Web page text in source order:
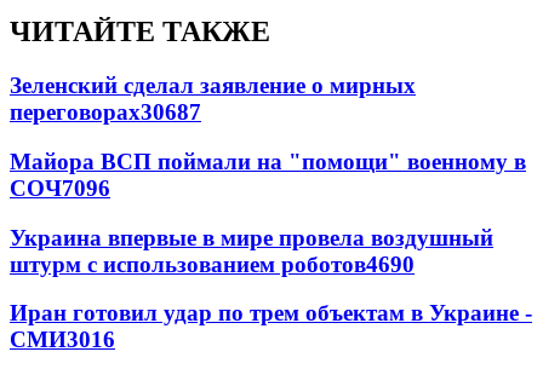
ЧИТАЙТЕ ТАКЖЕ
Зеленский сделал заявление о мирных
переговорах30687
Майора ВСП поймали на "помощи" военному в
СОЧ7096
Украина впервые в мире провела воздушный
штурм с использованием роботов4690
Иран готовил удар по трем объектам в Украине -
СМИ3016